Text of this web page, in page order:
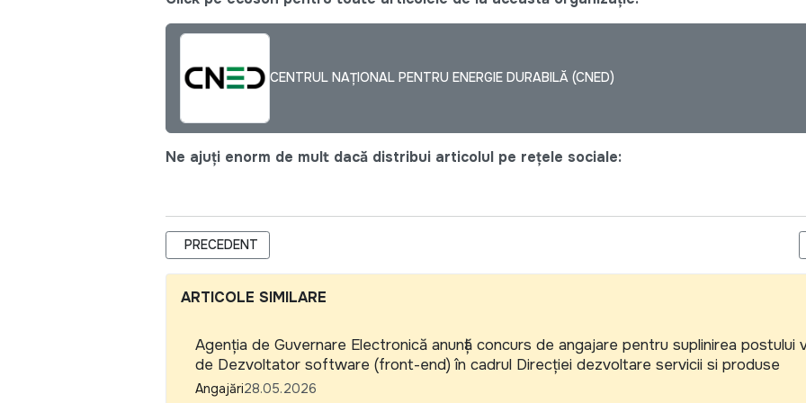
CENTRUL NAȚIONAL PENTRU ENERGIE DURABILĂ (CNED)
Ne ajuți enorm de mult dacă distribui articolul pe rețele sociale:
ARTICOL PRECEDENT: COALIȚIA NAȚIONALĂ „VIAȚA FĂRĂ VIOLENȚĂ” ANGAJEAZĂ COORDONATOR/-
PRECEDENT
ARTICOLE SIMILARE
Agenția de Guvernare Electronică anunță concurs de angajare pentru suplinirea postului
de Dezvoltator software (front-end) în cadrul Direcției dezvoltare servicii si produse
Angajări28.05.2026